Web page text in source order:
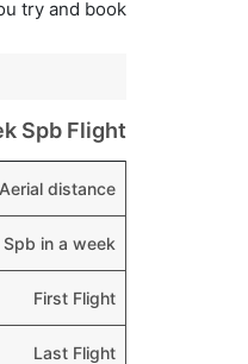
try and book.
Spb Flight
Aerial distance
in a week
First Flight
Last Flight